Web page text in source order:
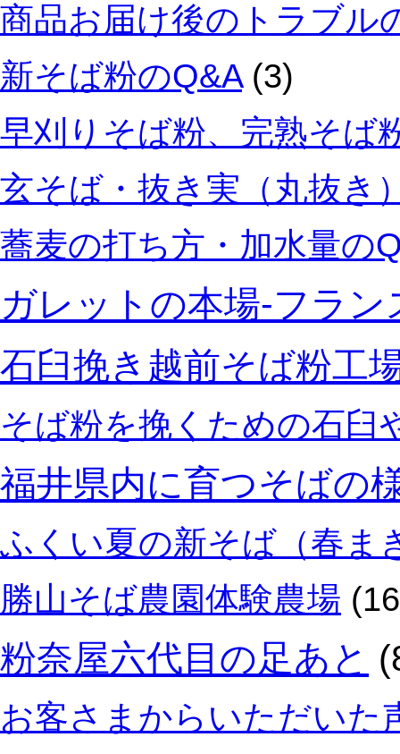
商品お届け後のトラブル
新そば粉のQ&A(3)
早刈りそば粉、完熟そば
玄そば・抜き実（丸抜き
蕎麦の打ち方・加水量の
ガレットの本場‐フラ
石臼挽き越前そば粉工
そば粉を挽くための石臼
福井県内に育つそばの
ふくい夏の新そば（春ま
勝山そば農園体験農場
粉奈屋六代目の足あと
お客さまからいただいた